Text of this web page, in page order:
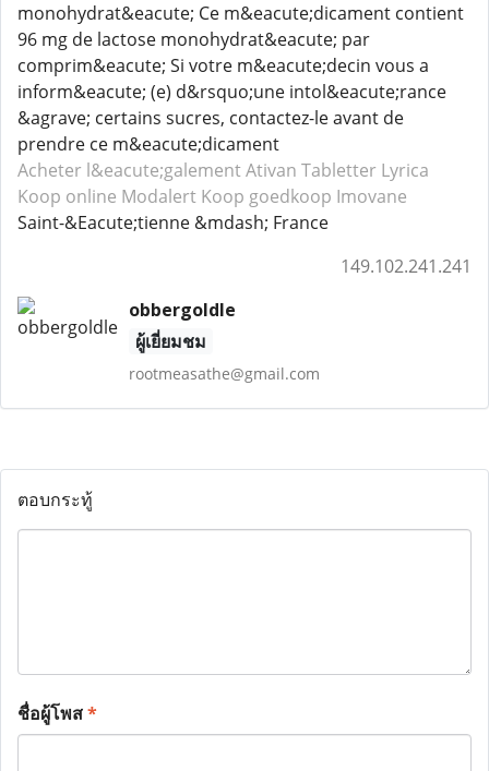
monohydrat&eacute; Ce m&eacute;dicament contient
96 mg de lactose monohydrat&eacute; par
comprim&eacute; Si votre m&eacute;decin vous a
inform&eacute; (e) d&rsquo;une intol&eacute;rance
&agrave; certains sucres, contactez-le avant de
prendre ce m&eacute;dicament
Acheter l&eacute;galement Ativan Tabletter Lyrica
Koop online Modalert Koop goedkoop Imovane
Saint-&Eacute;tienne &mdash; France
149.102.241.241
obbergoldle
ผู้เยี่ยมชม
rootmeasathe@gmail.com
ตอบกระทู้
ชื่อผู้โพส*